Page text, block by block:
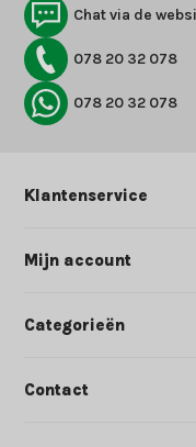
Chat via de
078 20 32 078
078 20 32 078
Klantenservice
Mijn account
Categorieën
Contact